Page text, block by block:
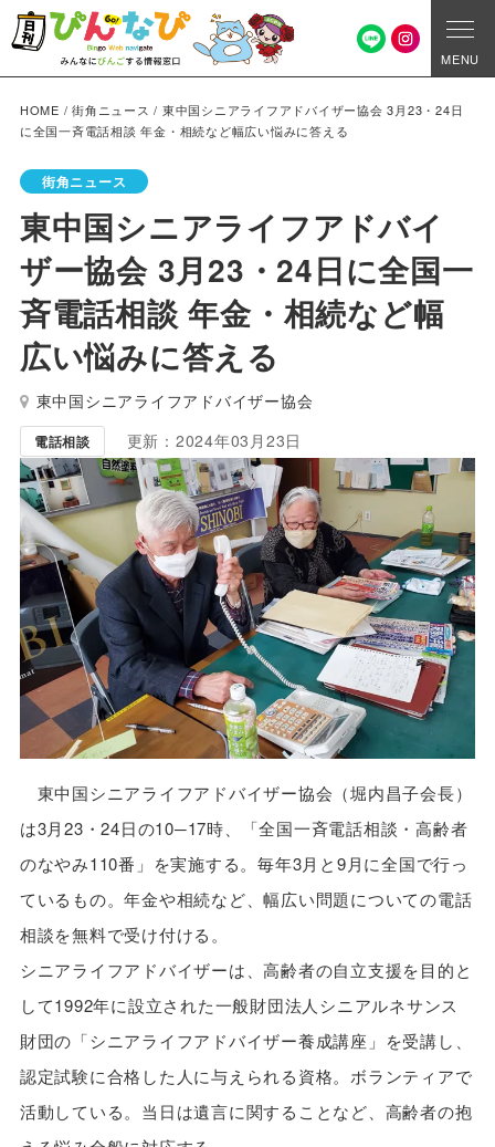
MENU
HOME /街角ニュース / 東中国シニアライフアドバイザー協会 3月23・24日
に全国一斉電話相談 年金・相続など幅広い悩みに答える
街角ニュース
東中国シニアライフアドバイ
ザー協会 3月23・24日に全国一
斉電話相談 年金・相続など幅
広い悩みに答える
東中国シニアライフアドバイザー協会
電話相談 更新：2024年03月23日
東中国シニアライフアドバイザー協会（堀内昌子会長）
は3月23・24日の10─17時、「全国一斉電話相談・高齢者
のなやみ110番」を実施する。毎年3月と9月に全国で行っ
ているもの。年金や相続など、幅広い問題についての電話
相談を無料で受け付ける。
シニアライフアドバイザーは、高齢者の自立支援を目的と
して1992年に設立された一般財団法人シニアルネサンス
財団の「シニアライフアドバイザー養成講座」を受講し、
認定試験に合格した人に与えられる資格。ボランティアで
活動している。当日は遺言に関することなど、高齢者の抱